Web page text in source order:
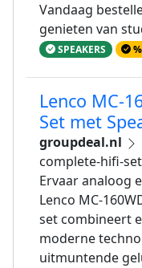
Vandaag
genieten van
SPEAKERS
Lenco MC-
Set met
groupdeal.nl
complete-hifi-
Ervaar analoog
Lenco MC-
set combineert
moderne
uitmuntende